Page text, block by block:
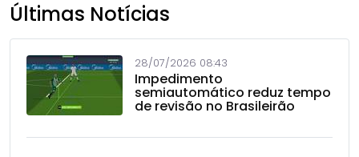
Últimas Notícias
28/07/2026 08:43
Impedimento
semiautomático reduz tempo
de revisão no Brasileirão